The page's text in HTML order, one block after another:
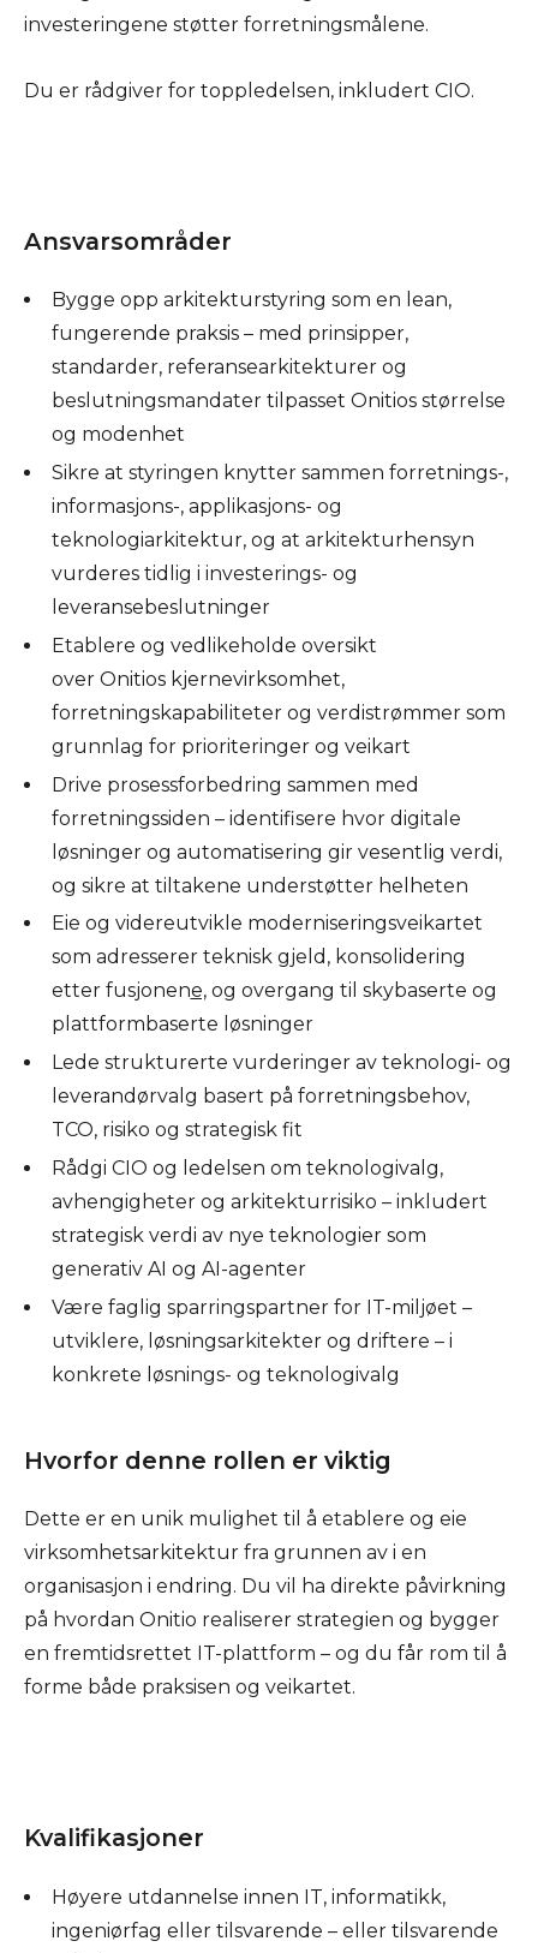
investeringene støtter forretningsmålene.
Du er rådgiver for toppledelsen, inkludert CIO.
Ansvarsområder
Bygge opp arkitekturstyring som en lean,
fungerende praksis – med prinsipper,
standarder, referansearkitekturer og
beslutningsmandater tilpasset Onitios størrelse
og modenhet
Sikre at styringen knytter sammen forretnings-,
informasjons-, applikasjons- og
teknologiarkitektur, og at arkitekturhensyn
vurderes tidlig i investerings- og
leveransebeslutninger
Etablere og vedlikeholde oversikt
over Onitios kjernevirksomhet,
forretningskapabiliteter og verdistrømmer som
grunnlag for prioriteringer og veikart
Drive prosessforbedring sammen med
forretningssiden – identifisere hvor digitale
løsninger og automatisering gir vesentlig verdi,
og sikre at tiltakene understøtter helheten
Eie og videreutvikle moderniseringsveikartet
som adresserer teknisk gjeld, konsolidering
etter fusjonene,og overgang til skybaserte og
plattformbaserte løsninger
Lede strukturerte vurderinger av teknologi- og
leverandørvalg basert på forretningsbehov,
TCO, risiko og strategisk fit
Rådgi CIO og ledelsen om teknologivalg,
avhengigheter og arkitekturrisiko – inkludert
strategisk verdi av nye teknologier som
generativ AI og AI-agenter
Være faglig sparringspartner for IT-miljøet –
utviklere, løsningsarkitekter og driftere – i
konkrete løsnings- og teknologivalg
Hvorfor denne rollen er viktig
Dette er en unik mulighet til å etablere og eie
virksomhetsarkitektur fra grunnen av i en
organisasjon i endring. Du vil ha direkte påvirkning
på hvordan Onitio realiserer strategien og bygger
en fremtidsrettet IT-plattform – og du får rom til å
forme både praksisen og veikartet.
Kvalifikasjoner
Høyere utdannelse innen IT, informatikk,
ingeniørfag eller tilsvarende – eller tilsvarende